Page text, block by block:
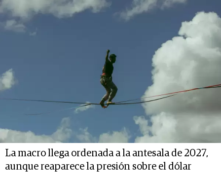
La macro llega ordenada a la antesala de 2027,
aunque reaparece la presión sobre el dólar